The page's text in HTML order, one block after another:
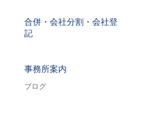
合併・会社分割・会社登
記
事務所案内
ブログ